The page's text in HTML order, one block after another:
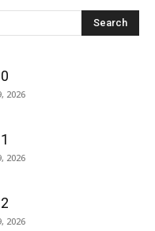
Search
2026
2026
2026